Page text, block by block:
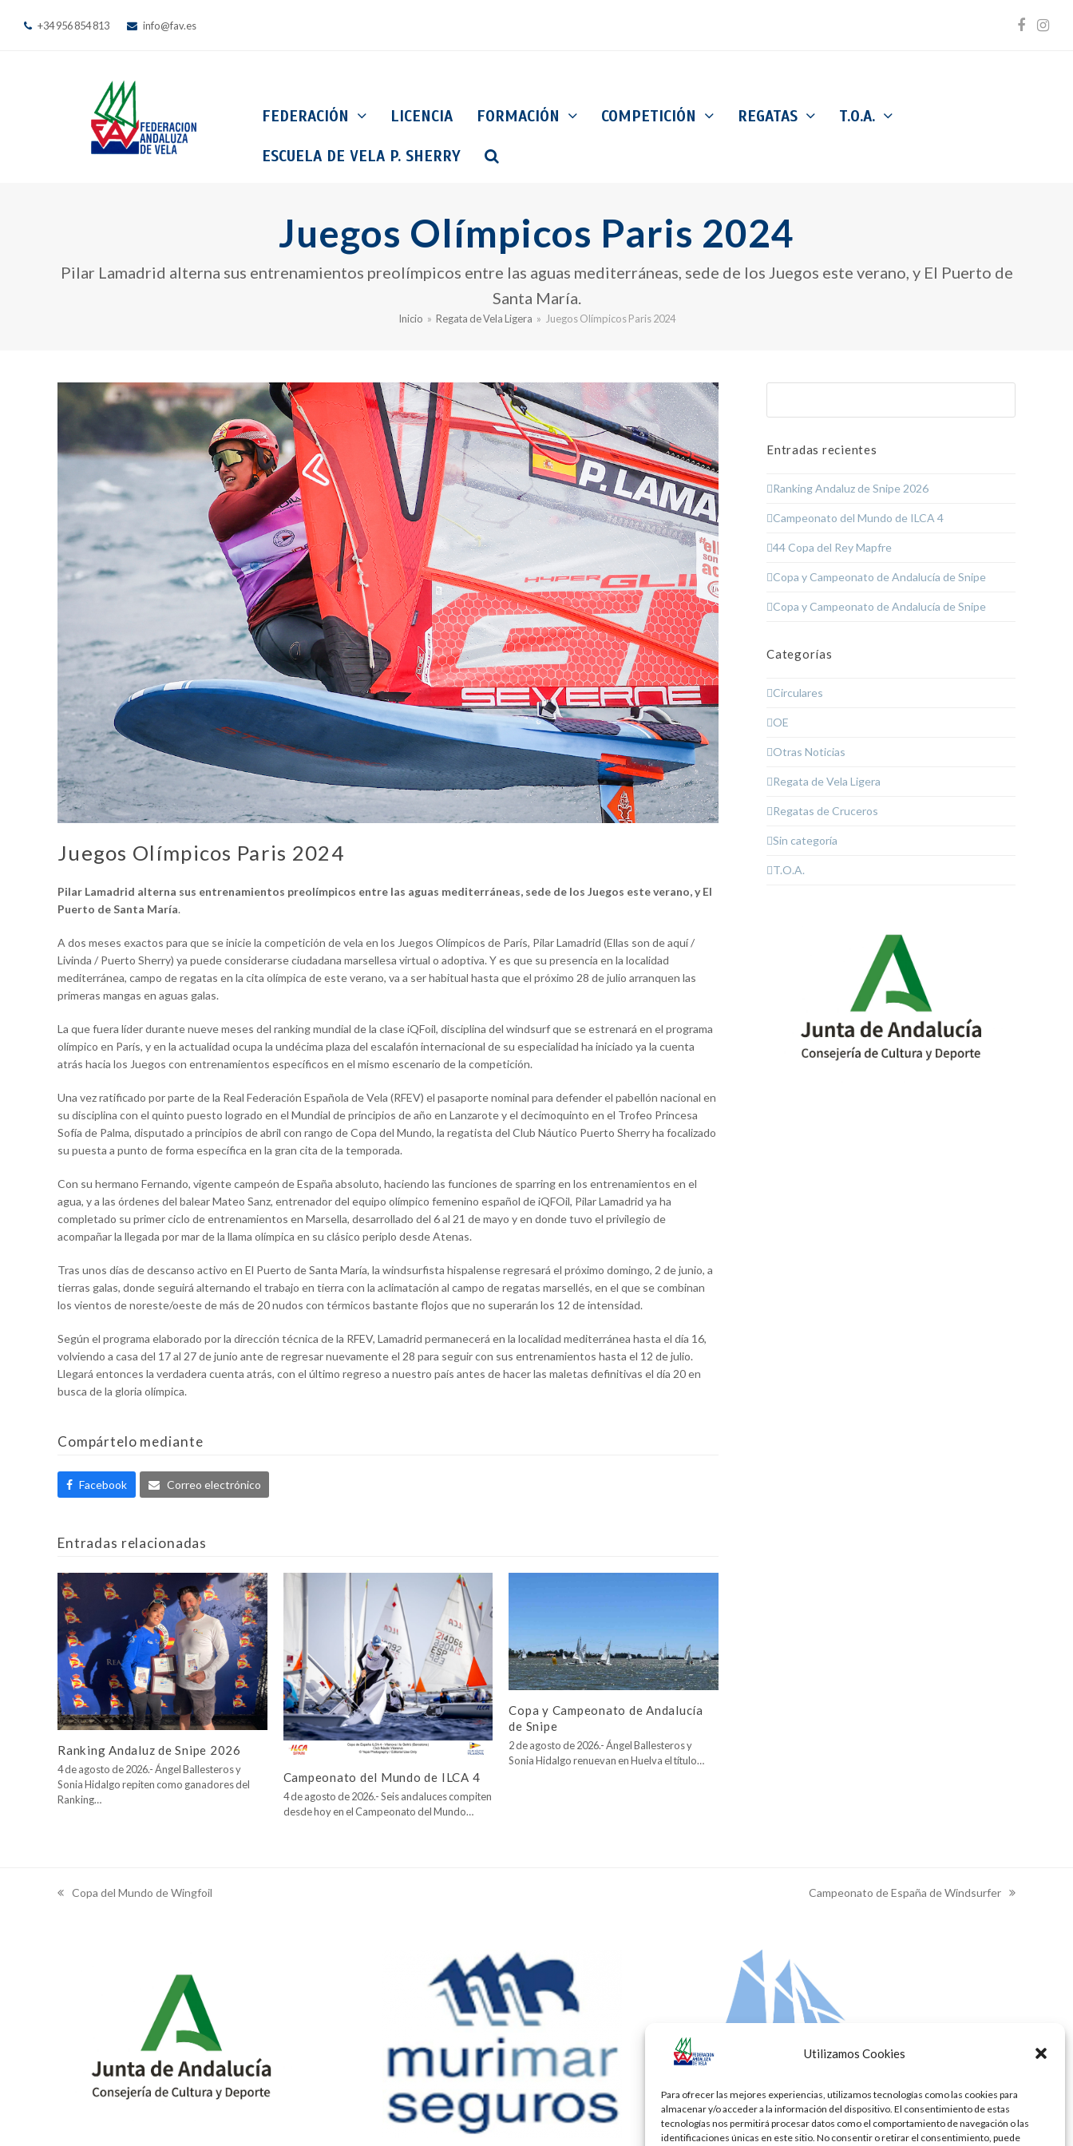
Utilizamos Cookies
Para ofrecer las mejores experiencias, utilizamos tecnologías como las cookies para
almacenar y/o acceder a la información del dispositivo. El consentimiento de estas
tecnologías nos permitirá procesar datos como el comportamiento de navegación o las
identificaciones únicas en este sitio. No consentir o retirar el consentimiento, puede
+34 956 854 813 info@fav.es
FEDERACIÓN LICENCIA FORMACIÓN COMPETICIÓN REGATAS T.O.A.
ESCUELA DE VELA P. SHERRY
Juegos Olímpicos Paris 2024
Pilar Lamadrid alterna sus entrenamientos preolímpicos entre las aguas mediterráneas, sede de los Juegos este verano, y El Puerto de
Santa María.
Inicio » Regata de Vela Ligera » Juegos Olímpicos Paris 2024
Juegos Olímpicos Paris 2024
Pilar Lamadrid alterna sus entrenamientos preolímpicos entre las aguas mediterráneas, sede de los Juegos este verano, y El
Puerto de Santa María.
A dos meses exactos para que se inicie la competición de vela en los Juegos Olímpicos de París, Pilar Lamadrid (Ellas son de aquí /
Livinda / Puerto Sherry) ya puede considerarse ciudadana marsellesa virtual o adoptiva. Y es que su presencia en la localidad
mediterránea, campo de regatas en la cita olímpica de este verano, va a ser habitual hasta que el próximo 28 de julio arranquen las
primeras mangas en aguas galas.
La que fuera líder durante nueve meses del ranking mundial de la clase iQFoil, disciplina del windsurf que se estrenará en el programa
olímpico en París, y en la actualidad ocupa la undécima plaza del escalafón internacional de su especialidad ha iniciado ya la cuenta
atrás hacia los Juegos con entrenamientos específicos en el mismo escenario de la competición.
Una vez ratificado por parte de la Real Federación Española de Vela (RFEV) el pasaporte nominal para defender el pabellón nacional en
su disciplina con el quinto puesto logrado en el Mundial de principios de año en Lanzarote y el decimoquinto en el Trofeo Princesa
Sofía de Palma, disputado a principios de abril con rango de Copa del Mundo, la regatista del Club Náutico Puerto Sherry ha focalizado
su puesta a punto de forma específica en la gran cita de la temporada.
Con su hermano Fernando, vigente campeón de España absoluto, haciendo las funciones de sparring en los entrenamientos en el
agua, y a las órdenes del balear Mateo Sanz, entrenador del equipo olímpico femenino español de iQFOil, Pilar Lamadrid ya ha
completado su primer ciclo de entrenamientos en Marsella, desarrollado del 6 al 21 de mayo y en donde tuvo el privilegio de
acompañar la llegada por mar de la llama olímpica en su clásico periplo desde Atenas.
Tras unos días de descanso activo en El Puerto de Santa María, la windsurfista hispalense regresará el próximo domingo, 2 de junio, a
tierras galas, donde seguirá alternando el trabajo en tierra con la aclimatación al campo de regatas marsellés, en el que se combinan
los vientos de noreste/oeste de más de 20 nudos con térmicos bastante flojos que no superarán los 12 de intensidad.
Según el programa elaborado por la dirección técnica de la RFEV, Lamadrid permanecerá en la localidad mediterránea hasta el día 16,
volviendo a casa del 17 al 27 de junio ante de regresar nuevamente el 28 para seguir con sus entrenamientos hasta el 12 de julio.
Llegará entonces la verdadera cuenta atrás, con el último regreso a nuestro país antes de hacer las maletas definitivas el día 20 en
busca de la gloria olímpica.
Compártelo mediante
Facebook Correo electrónico
Entradas relacionadas
Ranking Andaluz de Snipe 2026
4 de agosto de 2026.- Ángel Ballesteros y
Sonia Hidalgo repiten como ganadores del
Ranking…
Campeonato del Mundo de ILCA 4
4 de agosto de 2026.- Seis andaluces compiten
desde hoy en el Campeonato del Mundo…
Copa y Campeonato de Andalucía
de Snipe
2 de agosto de 2026.- Ángel Ballesteros y
Sonia Hidalgo renuevan en Huelva el título…
Entradas recientes
Ranking Andaluz de Snipe 2026
Campeonato del Mundo de ILCA 4
44 Copa del Rey Mapfre
Copa y Campeonato de Andalucía de Snipe
Copa y Campeonato de Andalucía de Snipe
Categorías
Circulares
OE
Otras Noticias
Regata de Vela Ligera
Regatas de Cruceros
Sin categoría
T.O.A.
previous
Copa del Mundo de Wingfoil
next
Campeonato de España de Windsurfer